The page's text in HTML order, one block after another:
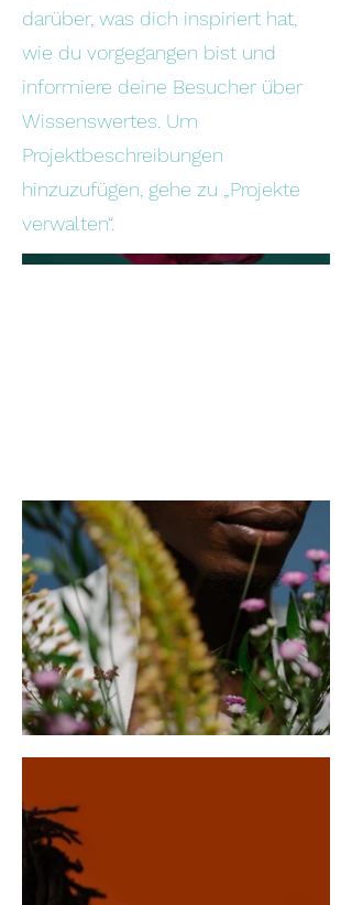
darüber, was dich inspiriert hat,
wie du vorgegangen bist und
informiere deine Besucher über
Wissenswertes. Um
Projektbeschreibungen
hinzuzufügen, gehe zu „Projekte
verwalten“.